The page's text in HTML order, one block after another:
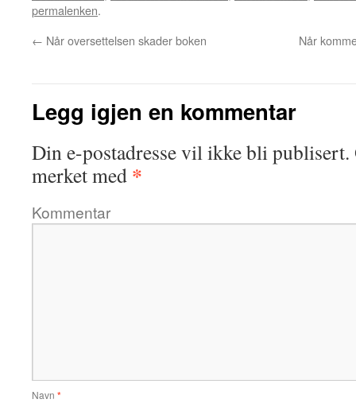
permalenken.
← Når oversettelsen skader boken Når
Legg igjen en kommentar
Din e-postadresse vil ikke bli publisert.
merket med *
Kommentar
Navn *